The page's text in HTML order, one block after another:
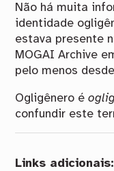
Não há muita
identidade
estava presente
MOGAI Archive
pelo menos
Ogligênero é
confundir este
Links adicionais: